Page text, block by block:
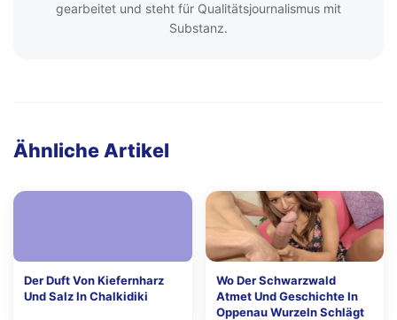
gearbeitet und steht für Qualitätsjournalismus mit
Substanz.
Ähnliche Artikel
Der Duft Von Kiefernharz
Und Salz In Chalkidiki
Wo Der Schwarzwald
Atmet Und Geschichte In
Oppenau Wurzeln Schlägt